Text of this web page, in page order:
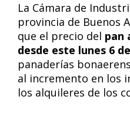
La Cámara de
provincia de Buenos
que el precio del pan
desde este lunes 6
panaderías
al incremento en los
los alquileres de los